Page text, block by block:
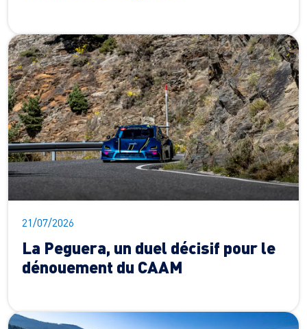
21/07/2026
La Peguera, un duel décisif pour le
dénouement du CAAM